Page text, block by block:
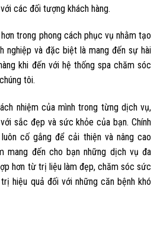
các đối tượng khách hàng.
trong phong cách phục vụ nhằm tạo
nghiệp và đặc biệt là mang đến sự hài
khi đến với hệ thống spa chăm sóc
tôi.
nhiệm của mình trong từng dịch vụ,
sắc đẹp và sức khỏe của bạn. Chính
cố gắng để cải thiện và nâng cao
mang đến cho bạn những dịch vụ đa
hơn từ trị liệu làm đẹp, chăm sóc sức
hiệu quả đối với những căn bệnh khó